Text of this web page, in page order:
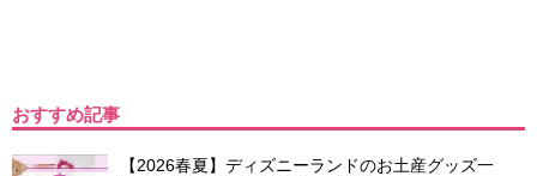
おすすめ記事
【2026春夏】ディズニーランドのお土産グッズ一